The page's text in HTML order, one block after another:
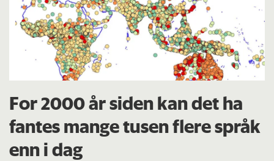
For 2000 år siden kan det ha
fantes mange tusen flere språk
enn i dag